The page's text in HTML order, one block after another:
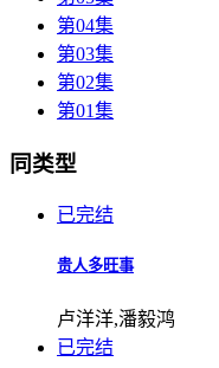
第04集
第03集
第02集
第01集
同类型
已完结
贵人多旺事
卢洋洋,潘毅鸿
已完结